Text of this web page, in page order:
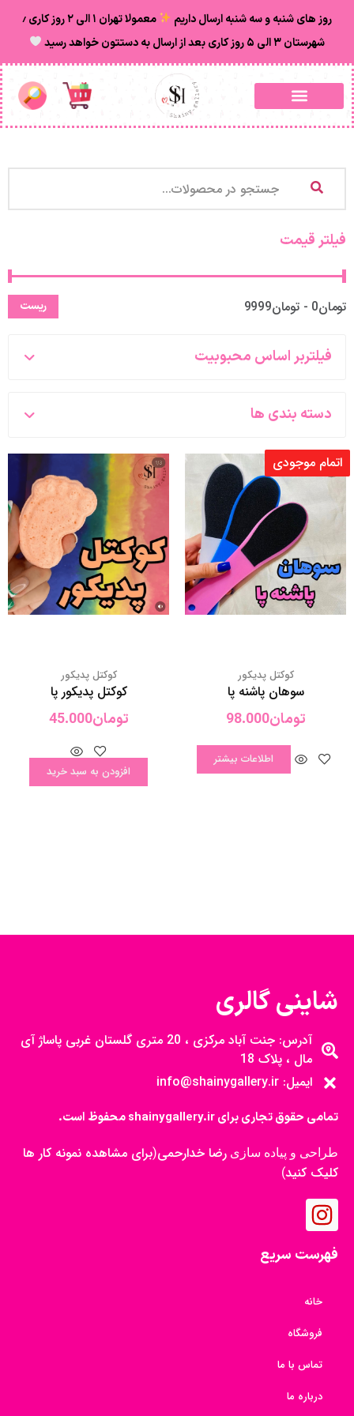
روز های شنبه و سه شنبه ارسال داریم
معمولا تهران ۱ الی ۲ روز‌ کاری ٫
شهرستان ۳ الی ۵ روز کاری بعد از ارسال به دستتون خواهد رسید
فیلتر قیمت
تومان0 - تومان9999 ریست
فیلتربر اساس محبوبیت
دسته بندی ها
اتمام موجودی
کوکتل پدیکور
سوهان پاشنه پا
تومان98.000
اطلاعات بیشتر
کوکتل پدیکور
کوکتل پدیکور پا
تومان45.000
افزودن به سبد خرید
شاینی گالری
آدرس: جنت آباد مرکزی ، 20 متری گلستان غربی پاساژ آی
مال ، پلاک 18
ایمیل: info@shainygallery.ir
تمامی حقوق تجاری برای shainygallery.ir محفوظ است.
طراحی و پیاده سازی رضا خدارحمی(برای مشاهده نمونه کار ها
کلیک کنید)
فهرست سریع
خانه
فروشگاه
تماس با ما
درباره ما